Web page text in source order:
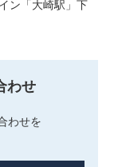
ン「大崎駅」下
わせ
わせを